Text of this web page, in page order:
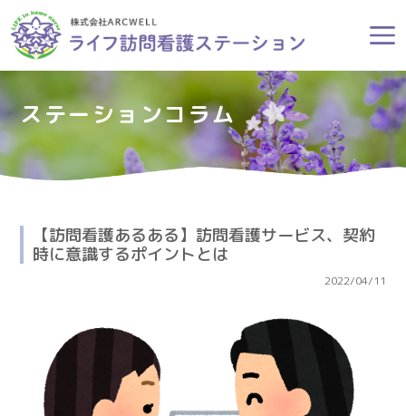
ステーションコラム
【訪問看護あるある】訪問看護サービス、契約
時に意識するポイントとは
2022/04/11